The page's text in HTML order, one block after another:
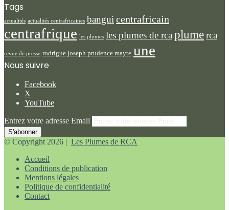
Tags
actualités actualités centrafricaines bangui centrafricain
centrafrique les plumes les plumes de rca plumerca
revue de presse rodrigue joseph prudence mayte une
Nous suivre
Facebook
X
YouTube
Entrez votre adresse Email
© Copyright 2026 | Les Plumes de RCA
Accueil
Conditions de publication
Mentions légales
Politique de confidentialité
Contact